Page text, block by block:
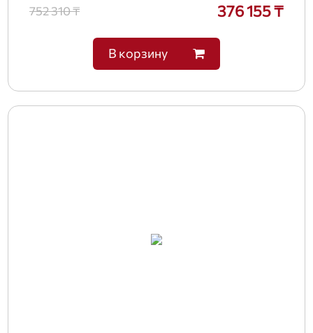
752 310 ₸ 376 155 ₸
В корзину